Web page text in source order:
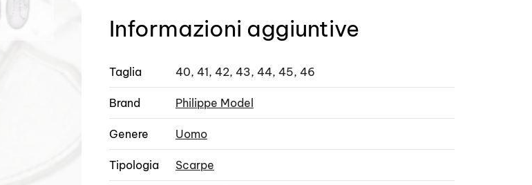
Informazioni aggiuntive
Taglia 40, 41, 42, 43, 44, 45, 46
Brand Philippe Model
Genere Uomo
Tipologia Scarpe